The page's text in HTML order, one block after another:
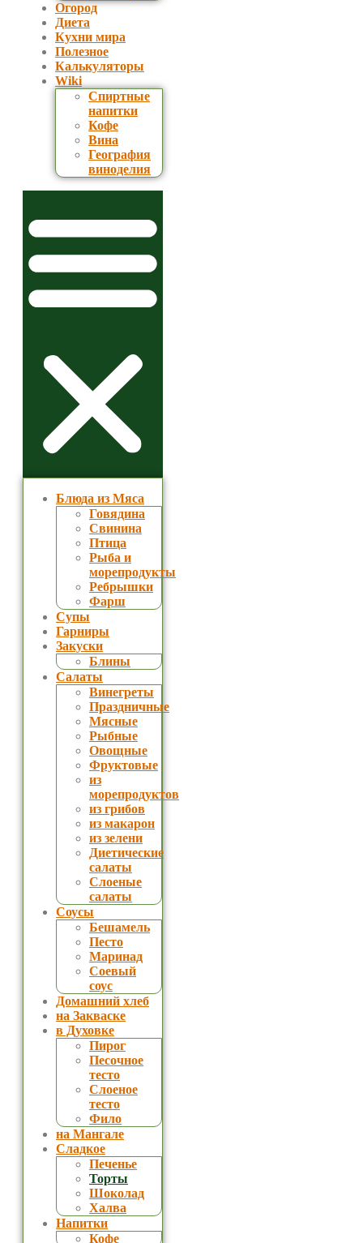
Огород
Диета
Кухни мира
Полезное
Калькуляторы
Wiki
Спиртные
напитки
Кофе
Вина
География
виноделия
Блюда из Мяса
Говядина
Свинина
Птица
Рыба и
морепродукты
Ребрышки
Фарш
Супы
Гарниры
Закуски
Блины
Салаты
Винегреты
Праздничные
Мясные
Рыбные
Овощные
Фруктовые
из
морепродуктов
из грибов
из макарон
из зелени
Диетические
салаты
Слоеные
салаты
Соусы
Бешамель
Песто
Маринад
Соевый
соус
Домашний хлеб
на Закваске
в Духовке
Пирог
Песочное
тесто
Слоеное
тесто
Фило
на Мангале
Сладкое
Печенье
Торты
Шоколад
Халва
Напитки
Кофе